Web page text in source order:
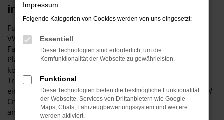
in Stuttgart einsteigen
Für Fahrten innerhalb von Stuttgart und Umgebung ist ein
VW Crafter Neuwagen die perfekte Wahl. Einerseits ist das
Fahrzeug sparsam, bietet andererseits aber ausreichend
Platz für die Erfordernisse Ihres Alltags. In Vergleichstests
konnte der VW Crafter stets überzeugen, sodass Sie einen
Traumwagen erwerben. Dadurch, dass wir die Konditionen
eines Großabnehmers erhalten, können wir Ihnen Ihren VW
Crafter in Stuttgart zu besonders günstigen Konditionen
anbieten. Hinzu kommt, dass wir selbstverständlich gerne
Impressum
Folgende Kategorien von Cookies werden von uns eingesetzt:
Essentiell
Diese Technologien sind erforderlich, um die
Kernfunktionalität der Webseite zu gewährleisten.
Funktional
Diese Technologien bieten die bestmögliche Funktionalität
der Webseite. Services von Drittanbietern wie Google
Maps, Chats, Fahrzeugbewertungssystem und weitere
werden aktiviert.